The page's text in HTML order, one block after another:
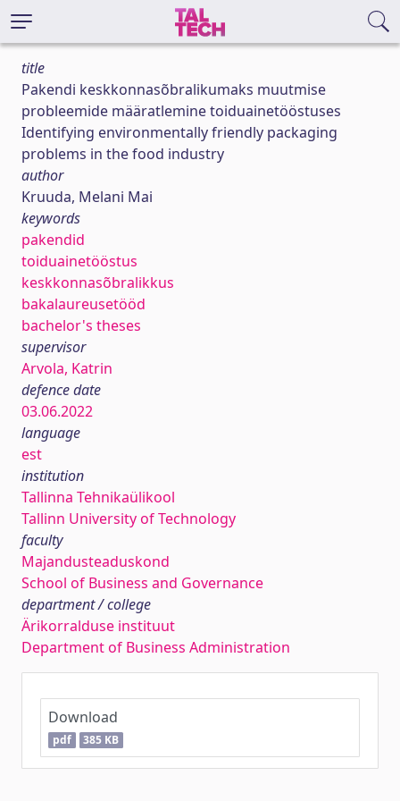
title
Pakendi keskkonnasõbralikumaks muutmise
probleemide määratlemine toiduainetööstuses
Identifying environmentally friendly packaging
problems in the food industry
author
Kruuda, Melani Mai
keywords
pakendid
toiduainetööstus
keskkonnasõbralikkus
bakalaureusetööd
bachelor's theses
supervisor
Arvola, Katrin
defence date
03.06.2022
language
est
institution
Tallinna Tehnikaülikool
Tallinn University of Technology
faculty
Majandusteaduskond
School of Business and Governance
department / college
Ärikorralduse instituut
Department of Business Administration
Download
pdf 385 KB